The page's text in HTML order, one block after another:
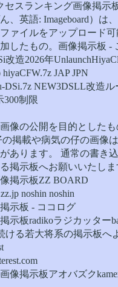
セスランキング画像掲示
、英語: Imageboard）は
ァイルをアップロード可
したもの。画像掲示板 -
改造2026年
JAP JPN
DSi.7z NEW3DSLL改造ル
300制限
像の公開を目的とした
掲載や病気の仔の画像は
あります。 通常の書き
掲示板へお願いいたしま
掲示板ZZ BOARD
noshin noshin
示板 - ココログ
示板radikoラジカッター
ける若大将系の掲示板へ
像掲示板アオバズク